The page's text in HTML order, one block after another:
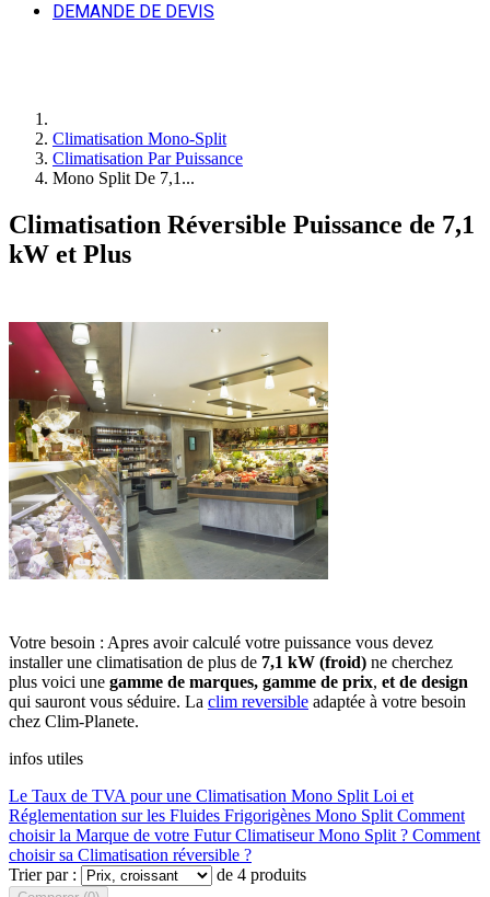
DEMANDE DE DEVIS
Climatisation Mono-Split
Climatisation Par Puissance
Mono Split De 7,1...
Climatisation Réversible Puissance de 7,1
kW et Plus
Votre besoin : Apres avoir calculé votre puissance vous devez
installer une climatisation de plus de 7,1 kW (froid) ne cherchez
plus voici une gamme de marques, gamme de prix, et de design
qui sauront vous séduire. La clim reversible adaptée à votre besoin
chez Clim-Planete.
infos utiles
Le Taux de TVA pour une Climatisation Mono Split Loi et
Réglementation sur les Fluides Frigorigènes Mono Split Comment
choisir la Marque de votre Futur Climatiseur Mono Split ? Comment
choisir sa Climatisation réversible ?
Trier par :
de 4 produits